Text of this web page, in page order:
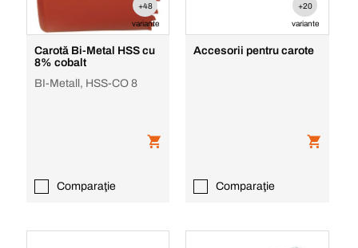
+48
variante
Carotă Bi-Metal HSS cu
8% cobalt
BI-Metall, HSS-CO 8
Comparaţie
+20
variante
Accesorii pentru carote
Comparaţie